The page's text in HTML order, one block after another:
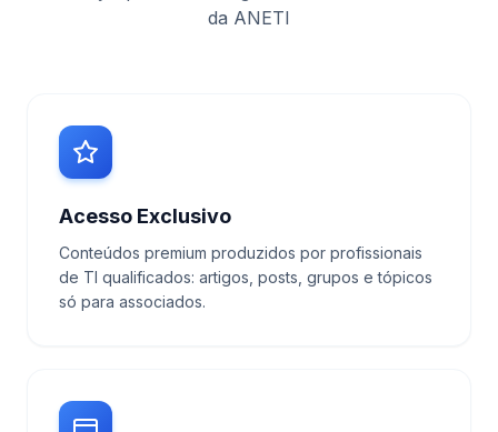
da ANETI
Acesso Exclusivo
Conteúdos premium produzidos por profissionais
de TI qualificados: artigos, posts, grupos e tópicos
só para associados.